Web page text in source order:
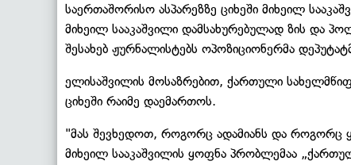
საერთაშორისო ასპარეზზე ციხეში მიხეილ
მიხეილ სააკაშვილი დამსახურებულად ზის და
შესახებ ჟურნალისტებს ოპოზიციონერმა
ელისაშვილის მოსაზრებით, ქართული
ციხეში რაიმე დაემართოს.
"მას შევხედოთ, როგორც ადამიანს და როგორც
მიხეილ სააკაშვილის ყოფნა პრობლემაა